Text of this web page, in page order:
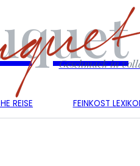
Geschmack in
REISE FEINKOST